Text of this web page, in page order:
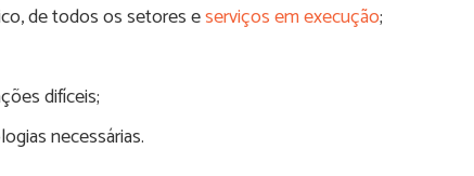
de todos os setores eserviços em execução;
difíceis;
necessárias.